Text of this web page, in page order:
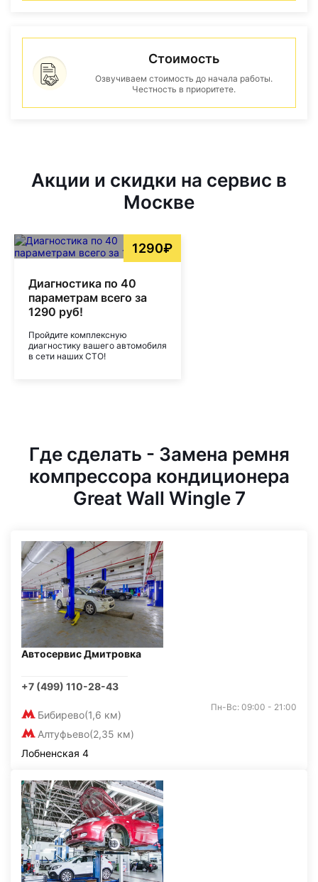
Стоимость
Озвучиваем стоимость до начала работы.
Честность в приоритете.
Акции и скидки на сервис в
Москве
1290₽
Диагностика по 40
параметрам всего за
1290 руб!
Пройдите комплексную
диагностику вашего автомобиля
в сети наших СТО!
Где сделать - Замена ремня
компрессора кондиционера
Great Wall Wingle 7
Автосервис Дмитровка
+7 (499) 110-28-43
Бибирево(1,6 км)
Алтуфьево(2,35 км)
Пн-Вс: 09:00 - 21:00
Лобненская 4